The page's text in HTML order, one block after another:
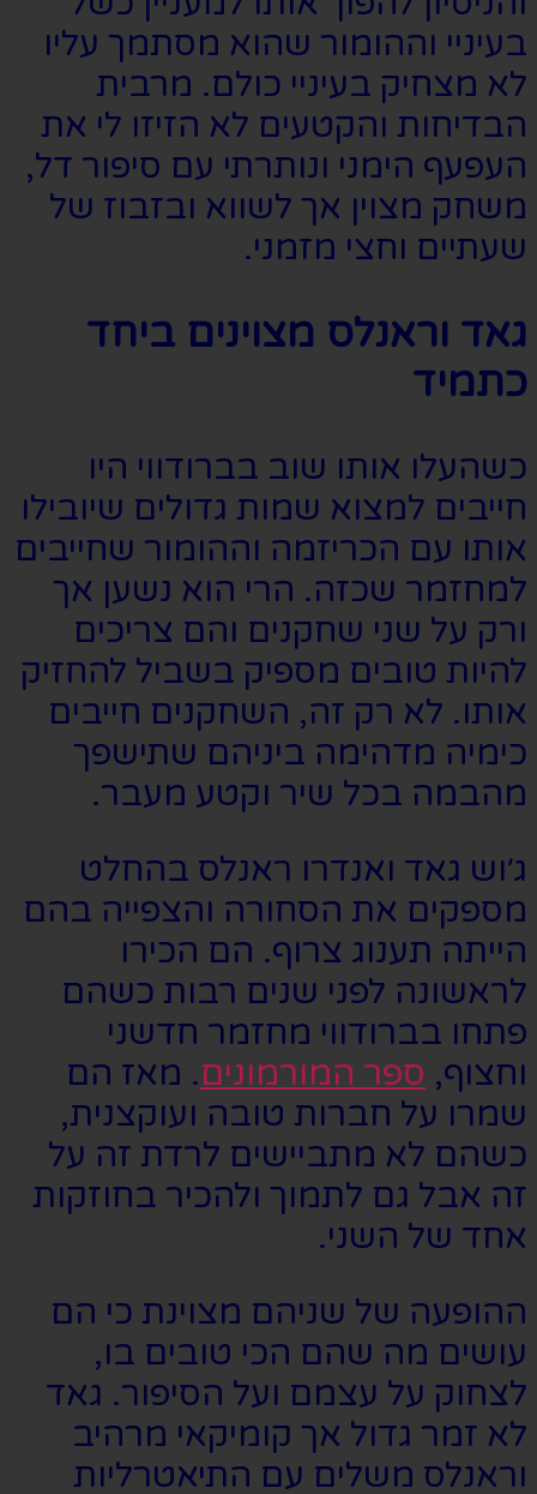
בעיניי וההומור שהוא מסתמך עליו
לא מצחיק בעיניי כולם. מרבית
הבדיחות והקטעים לא הזיזו לי את
העפעף הימני ונותרתי עם סיפור דל,
משחק מצוין אך לשווא ובזבוז של
שעתיים וחצי מזמני.
גאד וראנלס מצוינים ביחד
כתמיד
כשהעלו אותו שוב בברודווי היו
חייבים למצוא שמות גדולים שיובילו
אותו עם הכריזמה וההומור שחייבים
למחזמר שכזה. הרי הוא נשען אך
ורק על שני שחקנים והם צריכים
להיות טובים מספיק בשביל להחזיק
אותו. לא רק זה, השחקנים חייבים
כימיה מדהימה ביניהם שתישפך
מהבמה בכל שיר וקטע מעבר.
ג׳וש גאד ואנדרו ראנלס בהחלט
מספקים את הסחורה והצפייה בהם
הייתה תענוג צרוף. הם הכירו
לראשונה לפני שנים רבות כשהם
פתחו בברודווי מחזמר חדשני
וחצוף, ספר המורמונים. מאז הם
שמרו על חברות טובה ועוקצנית,
כשהם לא מתביישים לרדת זה על
זה אבל גם לתמוך ולהכיר בחוזקות
אחד של השני.
ההופעה של שניהם מצוינת כי הם
עושים מה שהם הכי טובים בו,
לצחוק על עצמם ועל הסיפור. גאד
לא זמר גדול אך קומיקאי מרהיב
וראנלס משלים עם התיאטרליות